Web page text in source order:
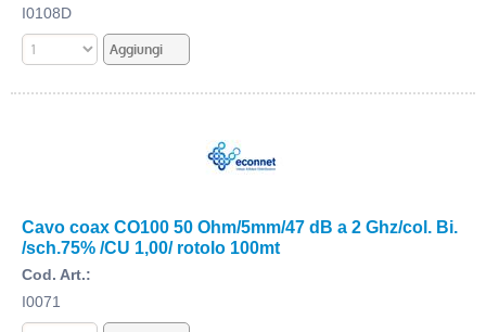
I0108D
Cavo coax CO100 50 Ohm/5mm/47 dB a 2 Ghz/col. Bi.
/sch.75% /CU 1,00/ rotolo 100mt
Cod. Art.:
I0071